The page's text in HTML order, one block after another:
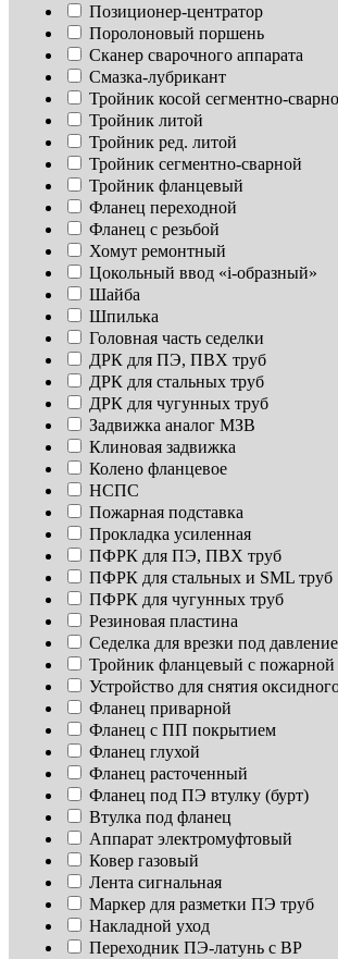
Позиционер-центратор
Поролоновый поршень
Сканер сварочного аппарата
Смазка-лубрикант
Тройник косой сегментно-
Тройник литой
Тройник ред. литой
Тройник сегментно-сварной
Тройник фланцевый
Фланец переходной
Фланец с резьбой
Хомут ремонтный
Цокольный ввод «i-образный»
Шайба
Шпилька
Головная часть седелки
ДРК для ПЭ, ПВХ труб
ДРК для стальных труб
ДРК для чугунных труб
Задвижка аналог МЗВ
Клиновая задвижка
Колено фланцевое
НСПС
Пожарная подставка
Прокладка усиленная
ПФРК для ПЭ, ПВХ труб
ПФРК для стальных и SML труб
ПФРК для чугунных труб
Резиновая пластина
Седелка для врезки под
Тройник фланцевый с пожарной
Устройство для снятия
Фланец приварной
Фланец с ПП покрытием
Фланец глухой
Фланец расточенный
Фланец под ПЭ втулку (бурт)
Втулка под фланец
Аппарат электромуфтовый
Ковер газовый
Лента сигнальная
Маркер для разметки ПЭ труб
Накладной уход
Переходник ПЭ-латунь с ВР